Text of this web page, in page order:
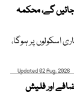
گے، محکمہ
اسکولوں پر ہوگا،
Updated 02 Aug, 2026
اور فلیش